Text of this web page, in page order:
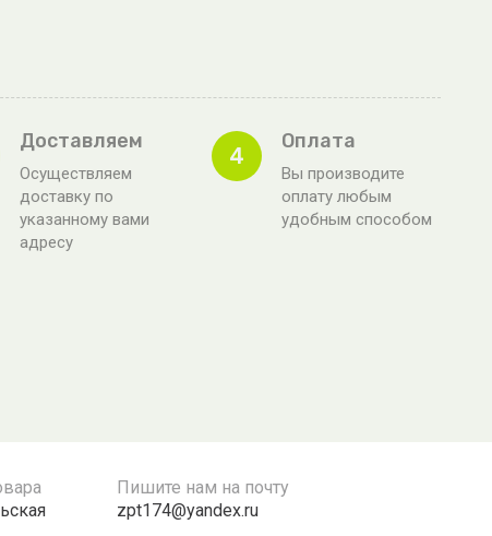
Доставляем
Осуществляем
доставку по
указанному вами
адресу
4
Оплата
Вы производите
оплату любым
удобным способом
Пишите нам на почту
zpt174@yandex.ru